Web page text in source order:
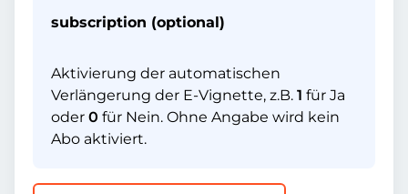
subscription (optional)
Aktivierung der automatischen
Verlängerung der E-Vignette, z.B. 1 für Ja
oder 0 für Nein. Ohne Angabe wird kein
Abo aktiviert.